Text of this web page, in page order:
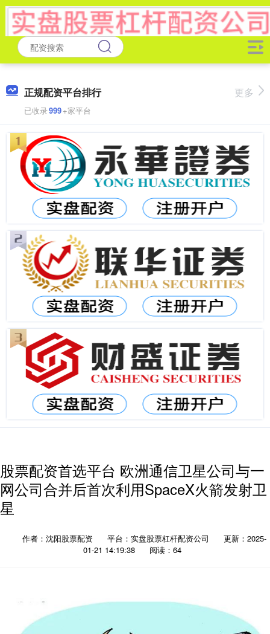
正规配资平台排行
已收录999+家平台
更多
股票配资首选平台 欧洲通信卫星公司与一
网公司合并后首次利用SpaceX火箭发射卫
星
作者：沈阳股票配资 平台：实盘股票杠杆配资公司
更新：2025-
01-21 14:19:38
阅读：64